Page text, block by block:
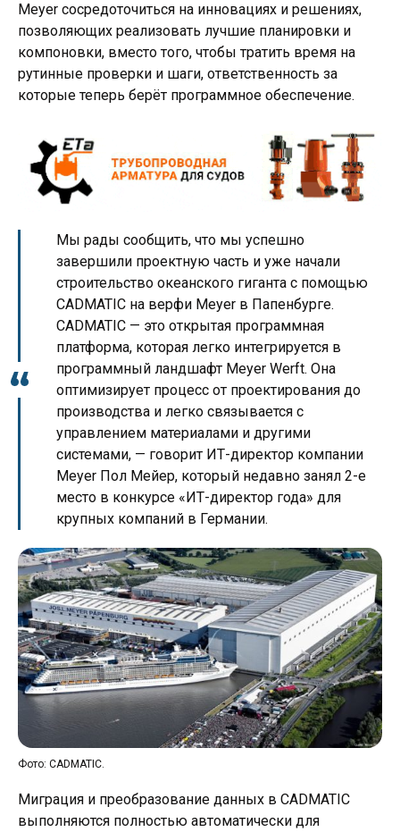
Meyer сосредоточиться на инновациях и решениях,
позволяющих реализовать лучшие планировки и
компоновки, вместо того, чтобы тратить время на
рутинные проверки и шаги, ответственность за
которые теперь берёт программное обеспечение.
Мы рады сообщить, что мы успешно
завершили проектную часть и уже начали
строительство океанского гиганта с помощью
CADMATIC на верфи Meyer в Папенбурге.
CADMATIC — это открытая программная
платформа, которая легко интегрируется в
программный ландшафт Meyer Werft. Она
оптимизирует процесс от проектирования до
производства и легко связывается с
управлением материалами и другими
системами, — говорит ИТ-директор компании
Meyer Пол Мейер, который недавно занял 2-е
место в конкурсе «ИТ-директор года» для
крупных компаний в Германии.
Фото: CADMATIC.
Миграция и преобразование данных в CADMATIC
выполняются полностью автоматически для